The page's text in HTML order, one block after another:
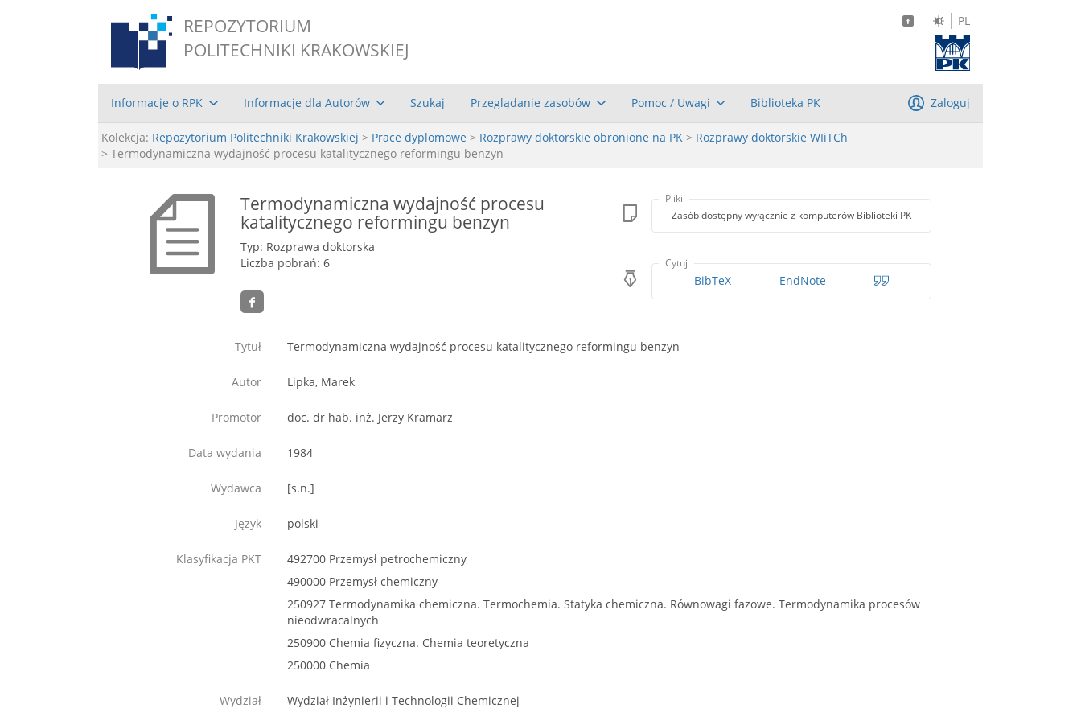
REPOZYTORIUM
POLITECHNIKI KRAKOWSKIEJ
PL
Informacje o RPK Informacje dla Autorów Szukaj Przeglądanie zasobów Pomoc / Uwagi Biblioteka PK Zaloguj
Kolekcja: Repozytorium Politechniki Krakowskiej > Prace dyplomowe > Rozprawy doktorskie obronione na PK > Rozprawy doktorskie WIiTCh
> Termodynamiczna wydajność procesu katalitycznego reformingu benzyn
Termodynamiczna wydajność procesu
katalitycznego reformingu benzyn
Typ: Rozprawa doktorska
Liczba pobrań: 6
Pliki
Zasób dostępny wyłącznie z komputerów Biblioteki PK
Cytuj
BibTeX EndNote
Tytuł Termodynamiczna wydajność procesu katalitycznego reformingu benzyn
Autor Lipka, Marek
Promotor doc. dr hab. inż. Jerzy Kramarz
Data wydania 1984
Wydawca [s.n.]
Język polski
Klasyfikacja PKT
492700 Przemysł petrochemiczny
490000 Przemysł chemiczny
250927 Termodynamika chemiczna. Termochemia. Statyka chemiczna. Równowagi fazowe. Termodynamika procesów
nieodwracalnych
250900 Chemia fizyczna. Chemia teoretyczna
250000 Chemia
Wydział Wydział Inżynierii i Technologii Chemicznej